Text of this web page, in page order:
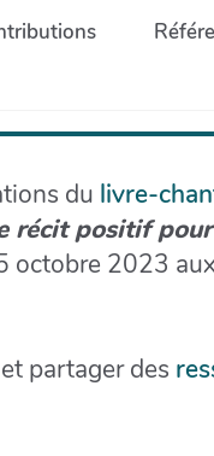
du livre-
récit positif
octobre 2023
et partager des